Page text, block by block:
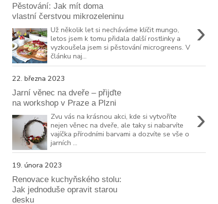
Pěstování: Jak mít doma
vlastní čerstvou mikrozeleninu
›
Už několik let si necháváme klíčit mungo,
letos jsem k tomu přidala další rostlinky a
vyzkoušela jsem si pěstování microgreens. V
článku naj...
22. března 2023
Jarní věnec na dveře – přijďte
na workshop v Praze a Plzni
›
Zvu vás na krásnou akci, kde si vytvoříte
nejen věnec na dveře, ale taky si nabarvíte
vajíčka přírodními barvami a dozvíte se vše o
jarních ...
19. února 2023
Renovace kuchyňského stolu:
Jak jednoduše opravit starou
desku